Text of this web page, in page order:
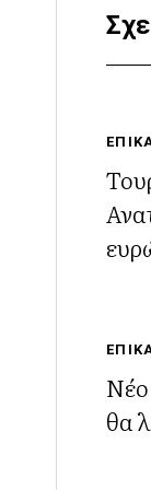
Νέο
θα